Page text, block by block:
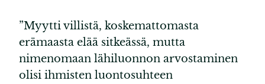
”Myytti villistä, koskemattomasta
erämaasta elää sitkeässä, mutta
nimenomaan lähiluonnon arvostaminen
olisi ihmisten luontosuhteen